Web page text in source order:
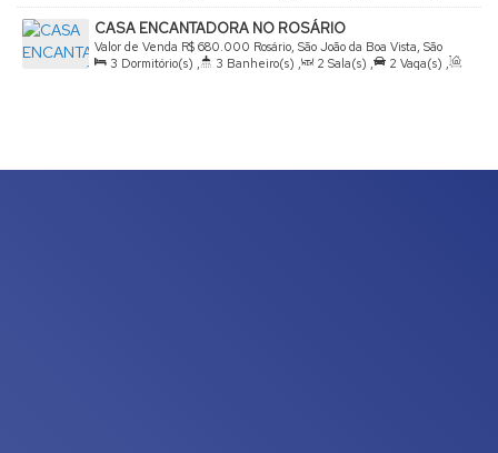
Vaga(s) , Útil: 194.00m² , Terreno: 338.00m² ,
Comprimento:
26.00m , Fundos: 12.00m , Frente: 12 .00
26.00m , Lado Esquerdo: 26.00m
CASA ENCANTADORA NO ROSÁRIO
R$ 680.000
Valor de Venda
Rosário, São João da Boa Vista, São
Paulo, Brasil
3 Dormitório(s) , 3 Banheiro(s) , 2 Sala(s) , 2 Vaga(s) ,